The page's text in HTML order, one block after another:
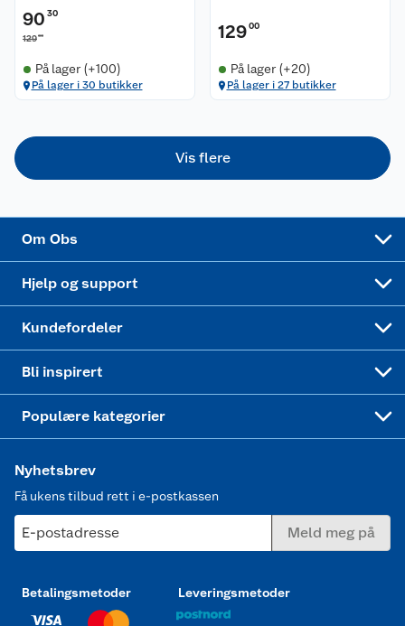
90 30
12900
På lager (+100)
På lager i 30 butikker
12900
På lager (+20)
På lager i 27 butikker
Vis flere
Om Obs
Ledige stillinger
Sikkerhetsdatablad
Samvirkelag
Virksomheten
Hjelp og support
Leveringsalternativer
Kjøpsvilkår
Personvern
Kundefordeler
Åpent kjøp
Retur av el-avfall
Klikk og hent
Matvaregaranti
Bli inspirert
Festdrakter til hele familien
Alt til grillsesongen
Populære kategorier
Trampoline
Hagemøbler og utemøbler
Nyhetsbrev
Få ukens tilbud rett i e-postkassen
E-postadresse Meld meg på
Betalingsmetoder Leveringsmetoder